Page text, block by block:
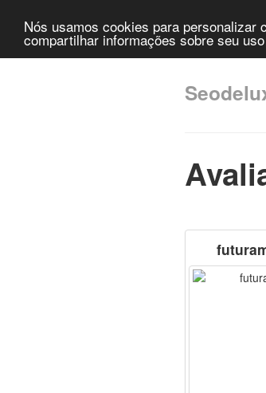
Nós usamos cookies para personalizar
compartilhar informações sobre seu